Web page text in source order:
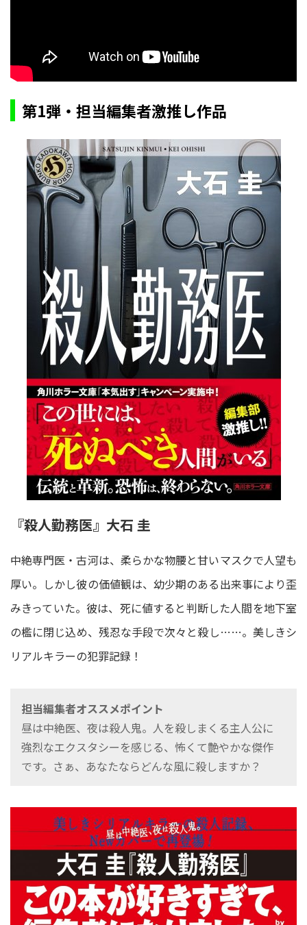
第1弾・担当編集者激推し作品
『殺人勤務医』大石 圭
中絶専門医・古河は、柔らかな物腰と甘いマスクで人望も
厚い。しかし彼の価値観は、幼少期のある出来事により歪
みきっていた。彼は、死に値すると判断した人間を地下室
の檻に閉じ込め、残忍な手段で次々と殺し……。美しきシ
リアルキラーの犯罪記録！
担当編集者オススメポイント
昼は中絶医、夜は殺人鬼。人を殺しまくる主人公に
強烈なエクスタシーを感じる、怖くて艶やかな傑作
です。さぁ、あなたならどんな風に殺しますか？